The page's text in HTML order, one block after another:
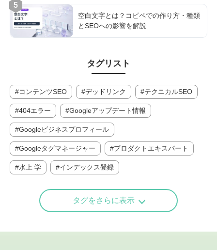
5
空白文字とは？コピペでの作り方・種類
とSEOへの影響を解説
タグリスト
コンテンツSEO デッドリンク テクニカルSEO
404エラー Googleアップデート情報
Googleビジネスプロフィール
Googleタグマネージャー プロダクトエキスパート
水上 学 インデックス登録
タグをさらに表示